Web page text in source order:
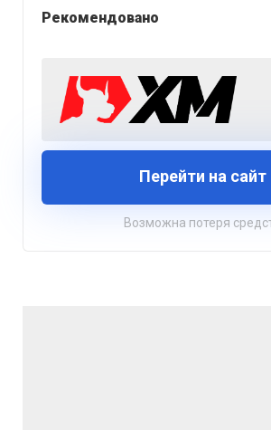
Рекомендовано
Перейти на сайт
Возможна потеря